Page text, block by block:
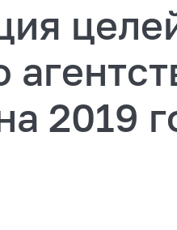
2019